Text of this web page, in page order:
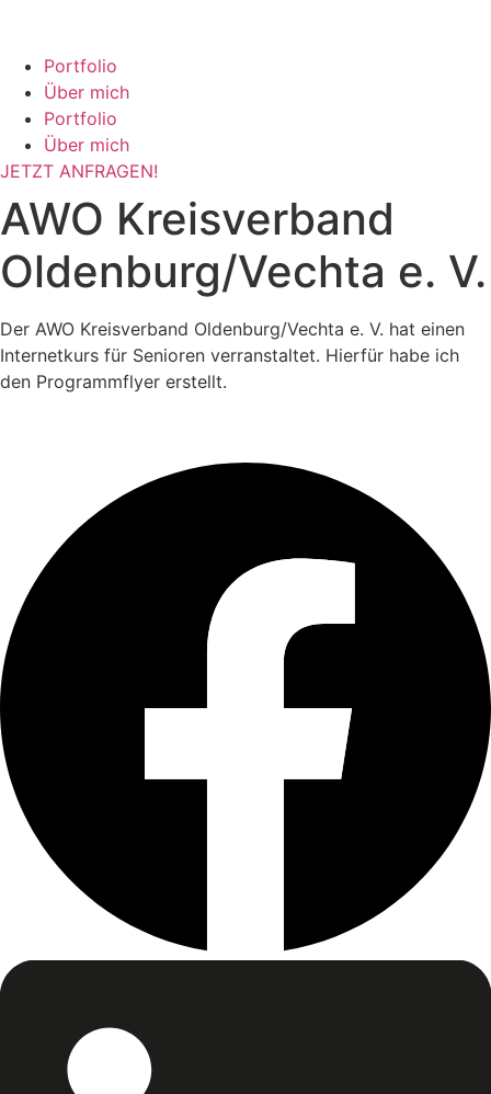
springenPortfolio
Über mich
Portfolio
Über mich
JETZT ANFRAGEN!
AWO Kreisverband
Oldenburg/Vechta e. V.
Der AWO Kreisverband Oldenburg/Vechta e. V. hat einen
Internetkurs für Senioren verranstaltet. Hierfür habe ich
den Programmflyer erstellt.